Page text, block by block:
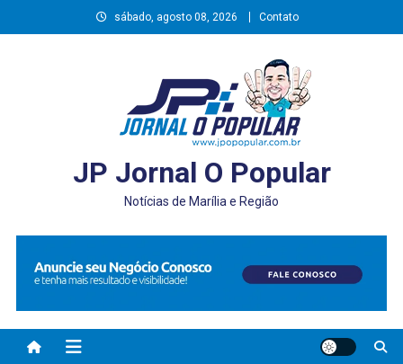
to
sábado, agosto 08, 2026 Contato
JP Jornal O Popular
Notícias de Marília e Região